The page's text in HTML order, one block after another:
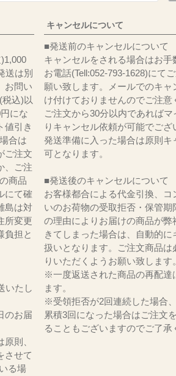
は別
お問い
込)以
にな
値引き
合は
ご注文
、ご注
商品
にて確
島は対
所変更
負担と
いたし
のお届
則、
させて
る場
キャンセルについて
■発送前のキャンセルについて
キャンセルをされる場合はお手
お電話(Tell:052-793-1628)にて
願い致します。メールでのキャ
け付けておりませんのでご注意
ご注文から30分以内であればマ
りキャンセル依頼が可能でござ
発送準備に入った場合は原則キ
可となります。
■発送後のキャンセルについて
お客様都合による代金引換、コ
いのお荷物の受取拒否・保管期
の理由によりお届けの商品が弊
きてしまった場合は、自動的に
扱いとなります。ご注文商品は
りいただくようお願い致します
※一度返送された商品の再配達
ます。
※受領拒否が2回連続した場合
累積3回になった場合はご注文
ることもございますのでご了承